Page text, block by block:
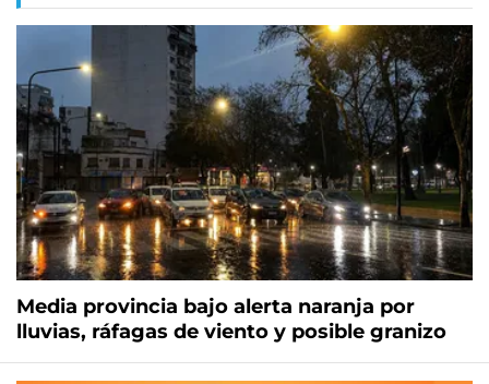
Media provincia bajo alerta naranja por
lluvias, ráfagas de viento y posible granizo